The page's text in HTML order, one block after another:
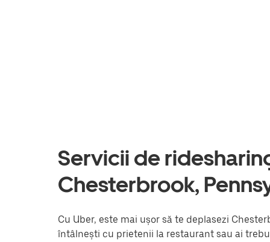
Servicii de
Chesterbrook,
Cu Uber, este mai ușor să te deplasezi
întâlnești cu prietenii la restaurant sau ai